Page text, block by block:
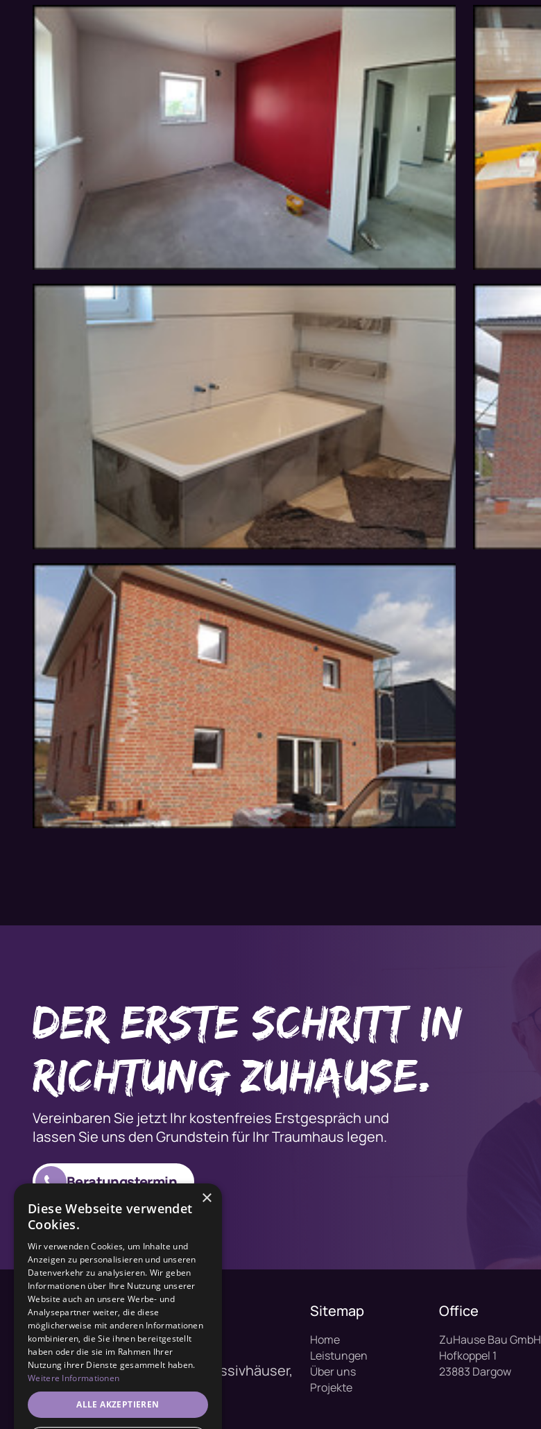
der erste Schritt in
Richtung Zuhause.
Vereinbaren Sie jetzt Ihr kostenfreies Erstgespräch und
lassen Sie uns den Grundstein für Ihr Traumhaus legen.
Beratungstermin
Ihr Partner für individuelle Massivhäuser,
von der Planung bis zur
Schlüsselübergabe.
Sitemap
Home
Leistungen
Über uns
Projekte
Office
ZuHause Bau GmbH
Hofkoppel 1
23883 Dargow
×
Diese Webseite verwendet
Cookies.
Wir verwenden Cookies, um Inhalte und
Anzeigen zu personalisieren und unseren
Datenverkehr zu analysieren. Wir geben
Informationen über Ihre Nutzung unserer
Website auch an unsere Werbe- und
Analysepartner weiter, die diese
möglicherweise mit anderen Informationen
kombinieren, die Sie ihnen bereitgestellt
haben oder die sie im Rahmen Ihrer
Nutzung ihrer Dienste gesammelt haben.
Weitere Informationen
ALLE AKZEPTIEREN